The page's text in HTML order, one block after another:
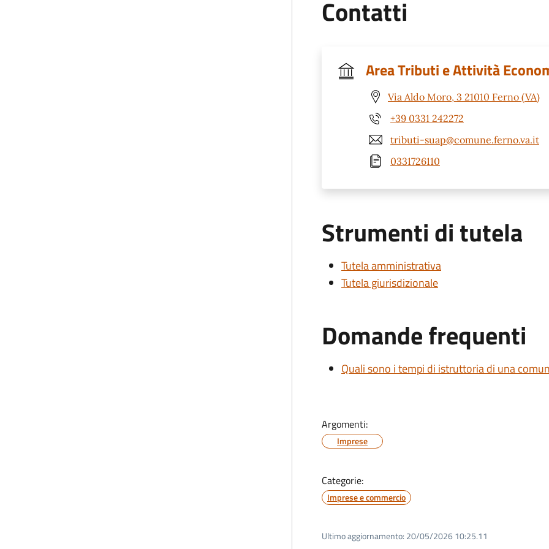
Contatti
Area Tributi e Attività
Via Aldo Moro, 3 21010 Ferno (VA)
+39 0331 242272
tributi-suap@comune.ferno.va.it
0331726110
Strumenti di tutela
Tutela amministrativa
Tutela giurisdizionale
Domande frequenti
Quali sono i tempi di istruttoria di una
Argomenti:
Imprese
Categorie:
Imprese e commercio
Ultimo aggiornamento: 20/05/2026 10:25.11